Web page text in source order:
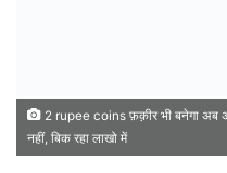
2 rupee coins फ़क़ीर भी बनेगा अब
नहीं, बिक रहा लाखो में